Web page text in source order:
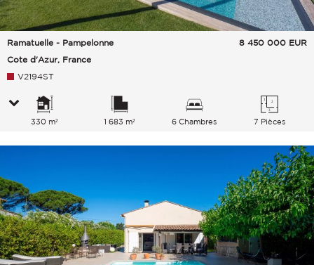
Ramatuelle - Pampelonne
Cote d'Azur, France
8 450 000 EUR
V2194ST
330 m² 1 683 m² 6 Chambres 7 Pièces